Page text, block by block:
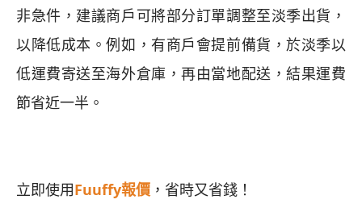
非急件，建議商戶可將部分訂單調整至淡季出貨，
以降低成本。例如，有商戶會提前備貨，於淡季以
低運費寄送至海外倉庫，再由當地配送，結果運費
節省近一半。
立即使用Fuuffy報價 ，省時又省錢！